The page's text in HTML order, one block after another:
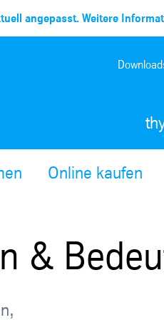
angepasst. Weitere
Online kaufen
&